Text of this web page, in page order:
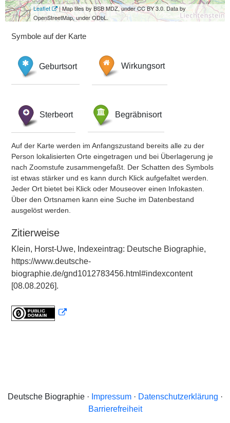
Leaflet
| Map tiles by BSB MDZ, under CC BY 3.0. Data by
OpenStreetMap, under ODbL.
Symbole auf der Karte
Geburtsort Wirkungsort
Sterbeort Begräbnisort
Auf der Karte werden im Anfangszustand bereits alle zu der
Person lokalisierten Orte eingetragen und bei Überlagerung je
nach Zoomstufe zusammengefaßt. Der Schatten des Symbols
ist etwas stärker und es kann durch Klick aufgefaltet werden.
Jeder Ort bietet bei Klick oder Mouseover einen Infokasten.
Über den Ortsnamen kann eine Suche im Datenbestand
ausgelöst werden.
Zitierweise
Klein, Horst-Uwe, Indexeintrag: Deutsche Biographie,
https://www.deutsche-
biographie.de/gnd1012783456.html#indexcontent
[08.08.2026].
Deutsche Biographie · Impressum· Datenschutzerklärung ·
Barrierefreiheit